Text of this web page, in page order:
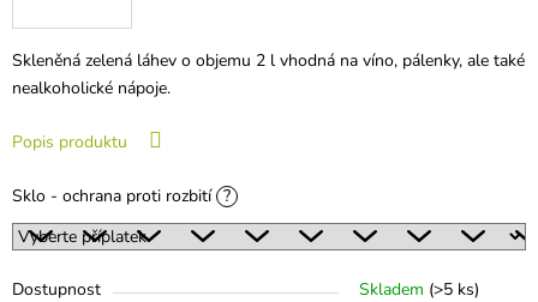
Skleněná zelená láhev o objemu 2 l vhodná na víno, pálenky, ale také
nealkoholické nápoje.
Popis produktu
Sklo - ochrana proti rozbití ?
Dostupnost Skladem (>5 ks)